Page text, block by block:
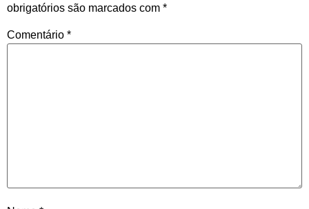
obrigatórios são marcados com *
Comentário *